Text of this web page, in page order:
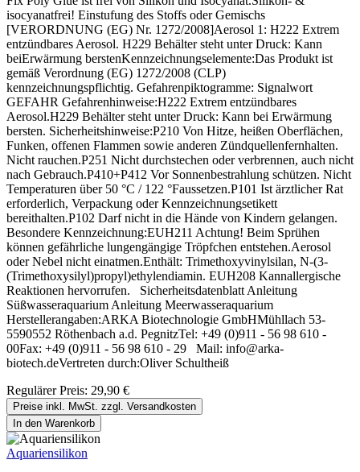
isocyanatfrei! Einstufung des Stoffs oder Gemischs
[VERORDNUNG (EG) Nr. 1272/2008]Aerosol 1: H222 Extrem
entzündbares Aerosol. H229 Behälter steht unter Druck: Kann
beiErwärmung berstenKennzeichnungselemente:Das Produkt ist
gemäß Verordnung (EG) 1272/2008 (CLP)
kennzeichnungspflichtig. Gefahrenpiktogramme: Signalwort
GEFAHR Gefahrenhinweise:H222 Extrem entzündbares
Aerosol.H229 Behälter steht unter Druck: Kann bei Erwärmung
bersten. Sicherheitshinweise:P210 Von Hitze, heißen Oberflächen,
Funken, offenen Flammen sowie anderen Zündquellenfernhalten.
Nicht rauchen.P251 Nicht durchstechen oder verbrennen, auch nicht
nach Gebrauch.P410+P412 Vor Sonnenbestrahlung schützen. Nicht
Temperaturen über 50 °C / 122 °Faussetzen.P101 Ist ärztlicher Rat
erforderlich, Verpackung oder Kennzeichnungsetikett
bereithalten.P102 Darf nicht in die Hände von Kindern gelangen.
Besondere Kennzeichnung:EUH211 Achtung! Beim Sprühen
können gefährliche lungengängige Tröpfchen entstehen.Aerosol
oder Nebel nicht einatmen.Enthält: Trimethoxyvinylsilan, N-(3-
(Trimethoxysilyl)propyl)ethylendiamin. EUH208 Kannallergische
Reaktionen hervorrufen. Sicherheitsdatenblatt Anleitung
Süßwasseraquarium Anleitung Meerwasseraquarium
Herstellerangaben:ARKA Biotechnologie GmbHMühllach 53-
5590552 Röthenbach a.d. PegnitzTel: +49 (0)911 - 56 98 610 -
00Fax: +49 (0)911 - 56 98 610 - 29 Mail: info@arka-
biotech.deVertreten durch:Oliver Schultheiß
Regulärer Preis: 29,90 €
Preise inkl. MwSt. zzgl. Versandkosten
In den Warenkorb
Aquariensilikon